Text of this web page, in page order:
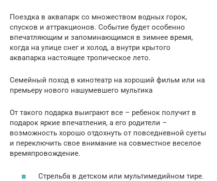
Поездка в аквапарк со множеством водных горок,
спусков и аттракционов. Событие будет особенно
впечатляющим и запоминающимся в зимнее время,
когда на улице снег и холод, а внутри крытого
аквапарка настоящее тропическое лето.
Семейный поход в кинотеатр на хороший фильм или на
премьеру нового нашумевшего мультика
От такого подарка выиграют все – ребенок получит в
подарок яркие впечатления, а его родители –
возможность хорошо отдохнуть от повседневной суеты
и переключить свое внимание на совместное веселое
времяпровождение.
Стрельба в детском или мультимедийном тире.